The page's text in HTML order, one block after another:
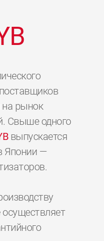
на рынок
Свыше одного
выпускается
Японии —
0